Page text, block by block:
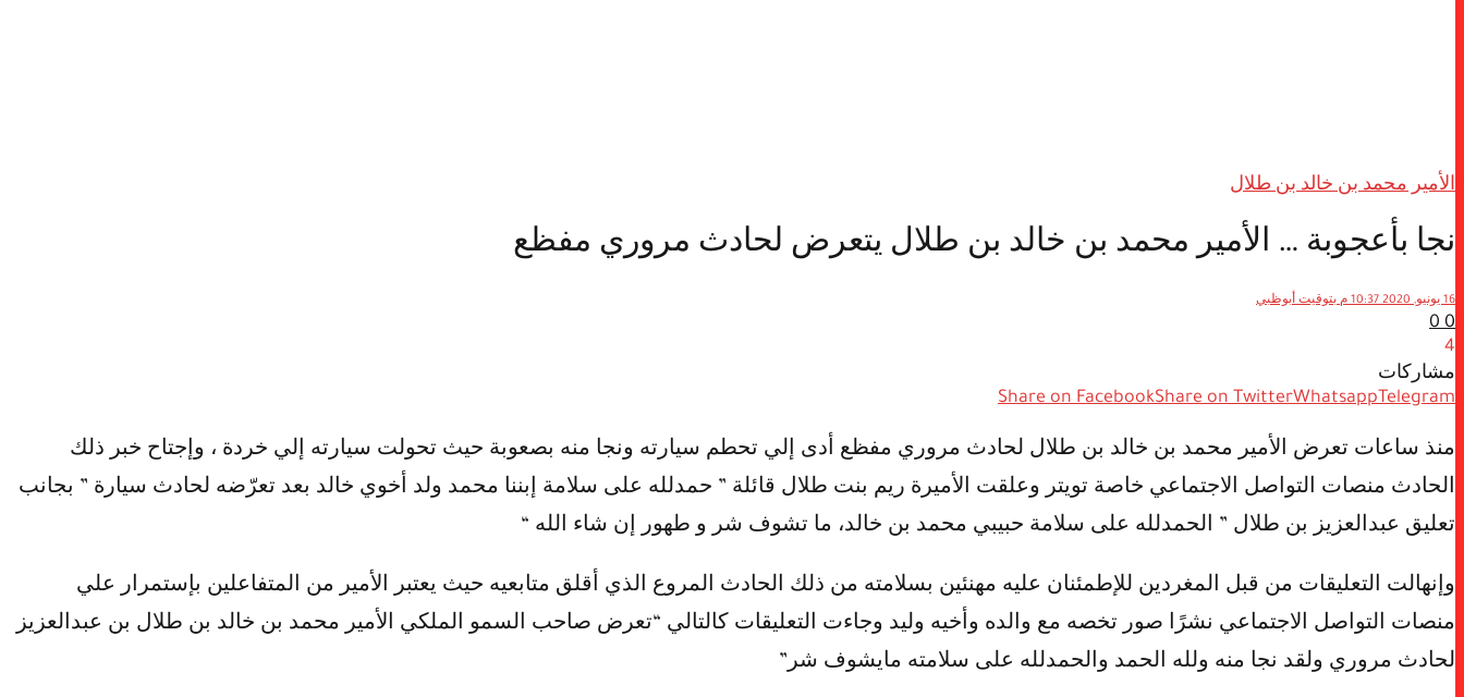
الأمير محمد بن خالد بن طلال
نجا بأعجوبة … الأمير محمد بن خالد بن طلال يتعرض لحادث مروري مفظع
16 يونيو, 2020 10:37 م بتوقيت أبوظبي
0
0
4
مشاركات
Share on FacebookShare on TwitterWhatsappTelegram
منذ ساعات تعرض الأمير محمد بن خالد بن طلال لحادث مروري مفظع أدى إلي تحطم سيارته ونجا منه بصعوبة حيث تحولت سيارته إلي خردة ، وإجتاح خبر ذلك
الحادث منصات التواصل الاجتماعي خاصة تويتر وعلقت الأميرة ريم بنت طلال قائلة ” حمدلله على سلامة إبننا محمد ولد أخوي خالد بعد تعرّضه لحادث سيارة ” بجانب
تعليق عبدالعزيز بن طلال ” الحمدلله على سلامة حبيبي محمد بن خالد، ما تشوف شر و طهور إن شاء الله “
وإنهالت التعليقات من قبل المغردين للإطمئنان عليه مهنئين بسلامته من ذلك الحادث المروع الذي أقلق متابعيه حيث يعتبر الأمير من المتفاعلين بإستمرار علي
منصات التواصل الاجتماعي نشرًا صور تخصه مع والده وأخيه وليد وجاءت التعليقات كالتالي “تعرض صاحب السمو الملكي الأمير محمد بن خالد بن طلال بن عبدالعزيز
لحادث مروري ولقد نجا منه ولله الحمد والحمدلله على سلامته مايشوف شر”